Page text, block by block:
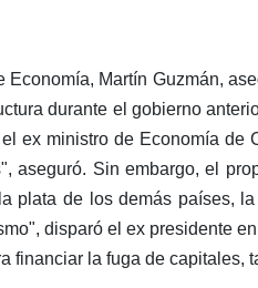
Economía, Martín Guzmán,
durante el gobierno
ex ministro de Economía
aseguró. Sin embargo, el
plata de los demás países,
disparó el ex presidente
financiar la fuga de capitales,